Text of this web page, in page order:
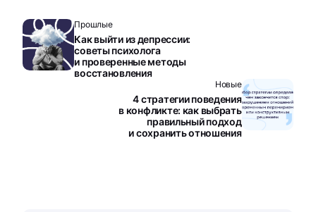
Прошлые
Как выйти из депрессии:
советы психолога
и проверенные методы
восстановления
Новые
4 стратегии поведения
в конфликте: как выбрать
правильный подход
и сохранить отношения